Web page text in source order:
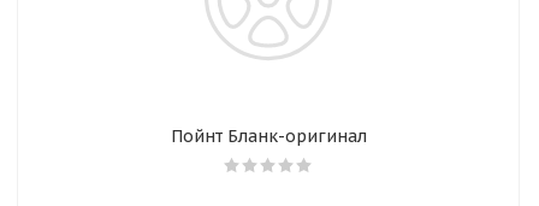
Пойнт Бланк-оригинал